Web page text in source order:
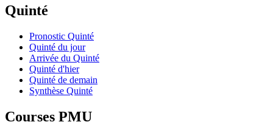
Quinté
Pronostic Quinté
Quinté du jour
Arrivée du Quinté
Quinté d'hier
Quinté de demain
Synthèse Quinté
Courses PMU